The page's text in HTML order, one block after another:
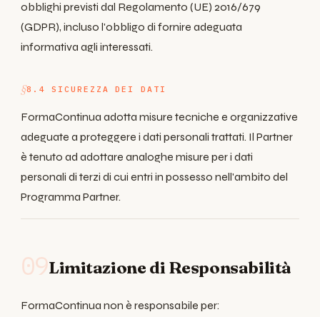
obblighi previsti dal Regolamento (UE) 2016/679
(GDPR), incluso l'obbligo di fornire adeguata
informativa agli interessati.
8.4 SICUREZZA DEI DATI
FormaContinua adotta misure tecniche e organizzative
adeguate a proteggere i dati personali trattati. Il Partner
è tenuto ad adottare analoghe misure per i dati
personali di terzi di cui entri in possesso nell'ambito del
Programma Partner.
09Limitazione di Responsabilità
FormaContinua non è responsabile per: